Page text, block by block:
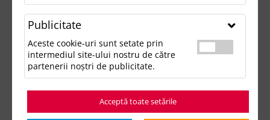
Accesorii birou
Accesorii mancare si bautura
Accesorii Tech si Gadgeturi
Haine de Munca
Imbracaminte si Accesorii
Lifestyle si Timp Liber
Ocazii și Evenimente Tematice
Publicitate
Aceste cookie-uri sunt setate prin
intermediul site-ului nostru de către
partenerii noștri de publicitate.
Acceptă toate setările